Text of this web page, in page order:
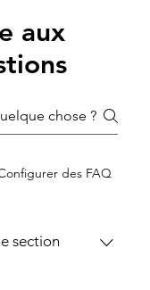
aux
des FAQ
section